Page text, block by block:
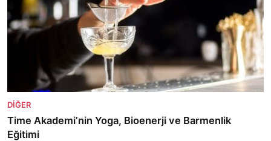
DIĞER
Time Akademi’nin Yoga, Bioenerji ve Barmenlik
Eğitimi